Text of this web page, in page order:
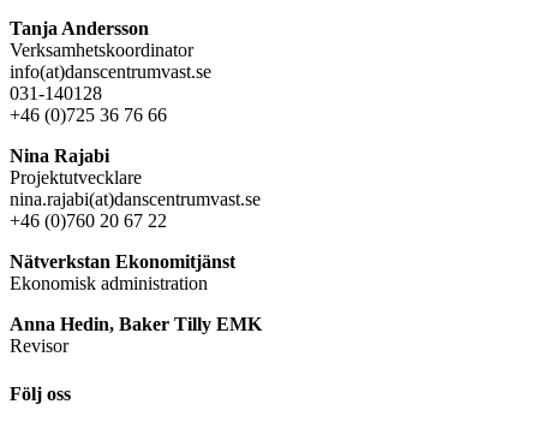
Tanja Andersson
Verksamhetskoordinator
info(at)danscentrumvast.se
031-140128
+46 (0)725 36 76 66
Nina Rajabi
Projektutvecklare
nina.rajabi(at)danscentrumvast.se
+46 (0)760 20 67 22
Nätverkstan Ekonomitjänst
Ekonomisk administration
Anna Hedin, Baker Tilly EMK
Revisor
Följ oss